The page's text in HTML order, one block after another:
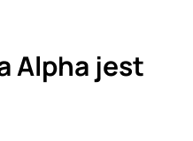
Alpha jest